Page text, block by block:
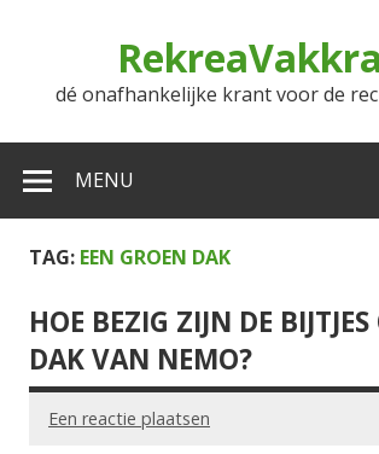
dé onafhankelijke krant voor de
MENU
TAG: EEN GROEN DAK
HOE BEZIG ZIJN DE
DAK VAN NEMO?
Een reactie plaatsen